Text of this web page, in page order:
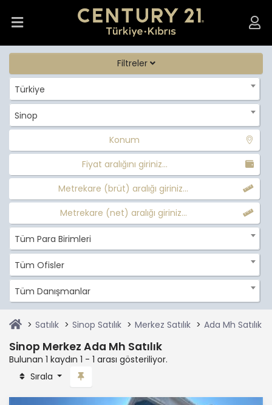
Filtreler
Türkiye
Sinop
Konum
Fiyat aralığını giriniz...
Metrekare (brüt) aralığı giriniz...
Metrekare (net) aralığı giriniz...
Tüm Para Birimleri
Tüm Ofisler
Tüm Danışmanlar
Satılık Sinop Satılık Merkez Satılık Ada Mh Satılık
Sinop Merkez Ada Mh Satılık
Bulunan 1 kaydın 1 - 1 arası gösteriliyor.
Sırala